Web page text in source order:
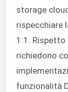
storage
rispecchiare
1:1.
richiedono
funzionalità